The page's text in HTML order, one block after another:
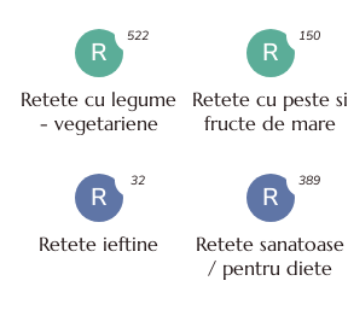
R
Retete cu legume
- vegetariene
522
R
Retete cu peste si
fructe de mare
150
R
Retete ieftine
32
R
Retete sanatoase
/ pentru diete
389